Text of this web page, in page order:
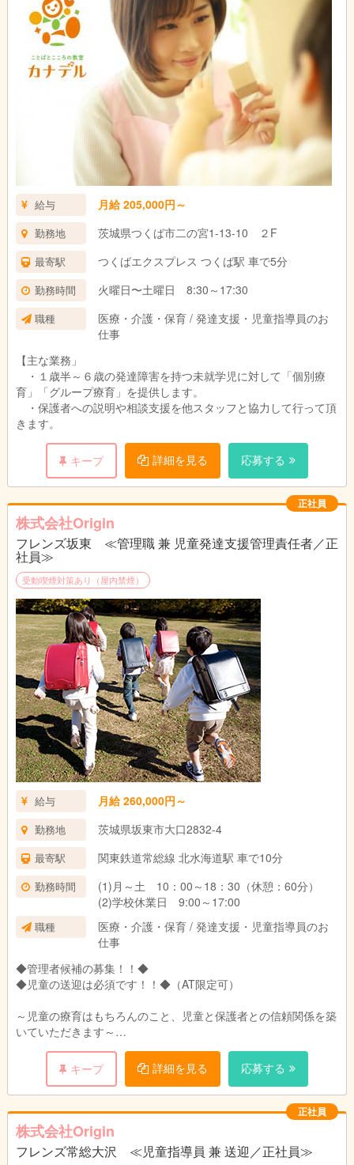
給与 月給 205,000円～
勤務地 茨城県つくば市二の宮1-13-10 ２F
最寄駅 つくばエクスプレス つくば駅 車で5分
勤務時間 火曜日〜土曜日 8:30～17:30
職種
医療・介護・保育 / 発達支援・児童指導員のお
仕事
【主な業務」
・１歳半～６歳の発達障害を持つ未就学児に対して「個別療
育」「グループ療育」を提供します。
・保護者への説明や相談支援を他スタッフと協力して行って頂
きます。
キープ 詳細を見る 応募する
正社員
株式会社Origin
フレンズ坂東 ≪管理職 兼 児童発達支援管理責任者／正
社員≫
受動喫煙対策あり（屋内禁煙）
給与 月給 260,000円～
勤務地 茨城県坂東市大口2832-4
最寄駅 関東鉄道常総線 北水海道駅 車で10分
勤務時間
(1)月～土 10：00～18：30（休憩：60分）
(2)学校休業日 9:00～17:00
職種
医療・介護・保育 / 発達支援・児童指導員のお
仕事
◆管理者候補の募集！！◆
◆児童の送迎は必須です！！◆（AT限定可）
～児童の療育はもちろんのこと、児童と保護者との信頼関係を築
いていただきます～
管理者の方には、療育を行っていくに当たり、児童だけでなく保
護者の方ともしっかり話し合い、児童一人一人が希望や目標に向
かって一歩一歩進んでいけるような療育を行っていただきます。
子供たちが社会の中で戸惑わないよう、コミュニケーションの幅
を広げられるようご尽力いただくお仕事です。
キープ 詳細を見る 応募する
正社員
株式会社Origin
フレンズ常総大沢 ≪児童指導員 兼 送迎／正社員≫